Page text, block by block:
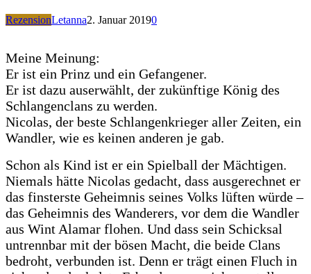
RezensionLetanna2. Januar 20190
Meine Meinung:
Er ist ein Prinz und ein Gefangener.
Er ist dazu auserwählt, der zukünftige König des
Schlangenclans zu werden.
Nicolas, der beste Schlangenkrieger aller Zeiten, ein
Wandler, wie es keinen anderen je gab.
Schon als Kind ist er ein Spielball der Mächtigen.
Niemals hätte Nicolas gedacht, dass ausgerechnet er
das finsterste Geheimnis seines Volks lüften würde –
das Geheimnis des Wanderers, vor dem die Wandler
aus Wint Alamar flohen. Und dass sein Schicksal
untrennbar mit der bösen Macht, die beide Clans
bedroht, verbunden ist. Denn er trägt einen Fluch in